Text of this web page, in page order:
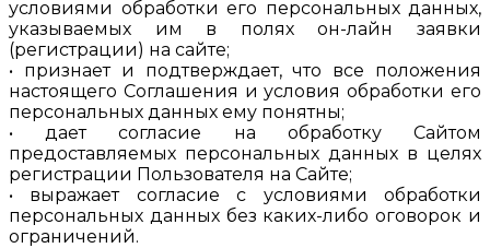
условиями обработки его персональных данных,
указываемых им в полях он-лайн заявки
(регистрации) на сайте;
• признает и подтверждает, что все положения
настоящего Соглашения и условия обработки его
персональных данных ему понятны;
• дает согласие на обработку Сайтом
предоставляемых персональных данных в целях
регистрации Пользователя на Сайте;
• выражает согласие с условиями обработки
персональных данных без каких-либо оговорок и
ограничений.